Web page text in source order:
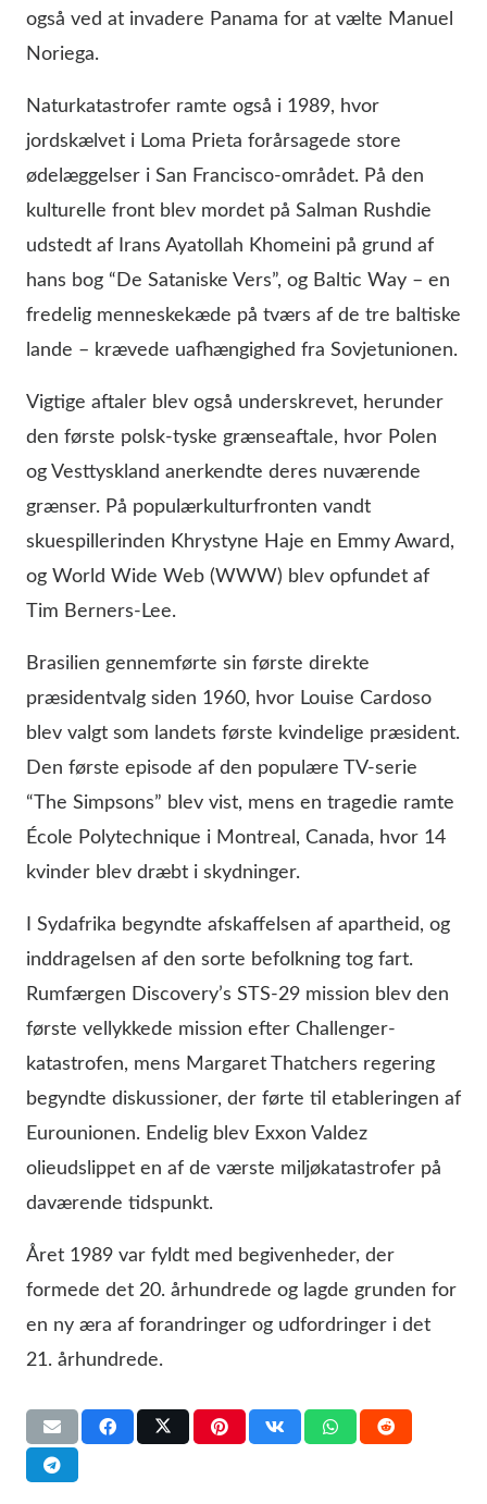
også ved at invadere Panama for at vælte Manuel
Noriega.
Naturkatastrofer ramte også i 1989, hvor
jordskælvet i Loma Prieta forårsagede store
ødelæggelser i San Francisco-området. På den
kulturelle front blev mordet på Salman Rushdie
udstedt af Irans Ayatollah Khomeini på grund af
hans bog “De Sataniske Vers”, og Baltic Way – en
fredelig menneskekæde på tværs af de tre baltiske
lande – krævede uafhængighed fra Sovjetunionen.
Vigtige aftaler blev også underskrevet, herunder
den første polsk-tyske grænseaftale, hvor Polen
og Vesttyskland anerkendte deres nuværende
grænser. På populærkulturfronten vandt
skuespillerinden Khrystyne Haje en Emmy Award,
og World Wide Web (WWW) blev opfundet af
Tim Berners-Lee.
Brasilien gennemførte sin første direkte
præsidentvalg siden 1960, hvor Louise Cardoso
blev valgt som landets første kvindelige præsident.
Den første episode af den populære TV-serie
“The Simpsons” blev vist, mens en tragedie ramte
École Polytechnique i Montreal, Canada, hvor 14
kvinder blev dræbt i skydninger.
I Sydafrika begyndte afskaffelsen af apartheid, og
inddragelsen af den sorte befolkning tog fart.
Rumfærgen Discovery’s STS-29 mission blev den
første vellykkede mission efter Challenger-
katastrofen, mens Margaret Thatchers regering
begyndte diskussioner, der førte til etableringen af
Eurounionen. Endelig blev Exxon Valdez
olieudslippet en af de værste miljøkatastrofer på
daværende tidspunkt.
Året 1989 var fyldt med begivenheder, der
formede det 20. århundrede og lagde grunden for
en ny æra af forandringer og udfordringer i det
21. århundrede.